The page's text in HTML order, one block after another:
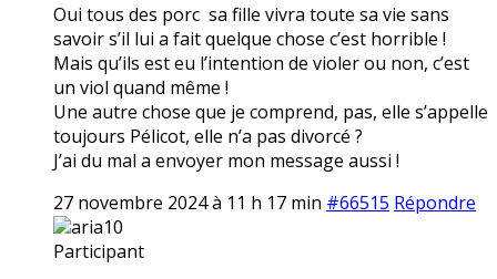
Oui tous des porc sa fille vivra toute sa vie sans
savoir s’il lui a fait quelque chose c’est horrible !
Mais qu’ils est eu l’intention de violer ou non, c’est
un viol quand même !
Une autre chose que je comprend, pas, elle s’appelle
toujours Pélicot, elle n’a pas divorcé ?
J’ai du mal a envoyer mon message aussi !
27 novembre 2024 à 11 h 17 min #66515 Répondre
aria10
Participant